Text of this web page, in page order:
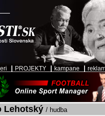
PROJEKTY kampane
Lehotský / hudba